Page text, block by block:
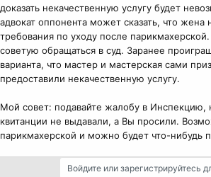
доказать некачественную услугу будет
адвокат оппонента может сказать, что жена
требования по уходу после
советую обращаться в суд. Заранее
варианта, что мастер и мастерская сами
предоставили некачественную услугу.
Мой совет: подавайте жалобу в Инспекцию,
квитанции не выдавали, а Вы просили.
парикмахерской и можно будет что-нибудь
Войдите или зарегистрируйтесь